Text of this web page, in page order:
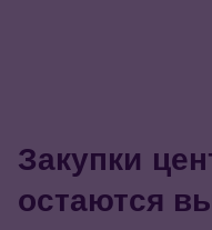
Закупки
остаются